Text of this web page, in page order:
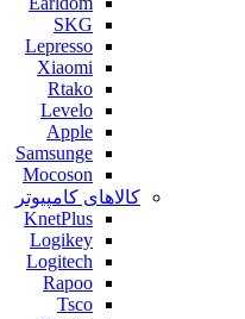
SKG
Lepresso
Xiaomi
Rtako
Levelo
Apple
Samsunge
Mocoson
کالاهای کامپیوتر
KnetPlus
Logikey
Logitech
Rapoo
Tsco